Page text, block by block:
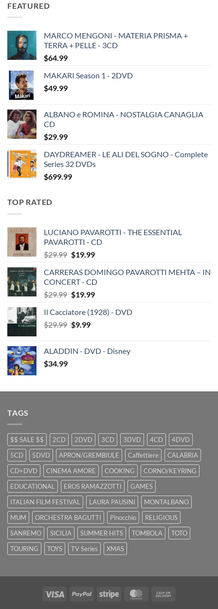
FEATURED
MARCO MENGONI - MATERIA PRISMA +
TERRA + PELLE - 3CD
$64.99
MAKARI Season 1 - 2DVD
$49.99
ALBANO e ROMINA - NOSTALGIA CANAGLIA
CD
$29.99
DAYDREAMER - LE ALI DEL SOGNO - Complete
Series 32 DVDs
$699.99
TOP RATED
LUCIANO PAVAROTTI - THE ESSENTIAL
PAVAROTTI - CD
$29.99 Original
was:
$29.99.
$19.99Current
is:
$19.99.
CARRERAS DOMINGO PAVAROTTI MEHTA – IN
CONCERT - CD
$29.99 Original
was:
$29.99.
$19.99Current
is:
Il Cacciatore (1928) - DVD
$29.99 Original
$29.99.
$9.99Current
$9.99.
ALADDIN - DVD - Disney
$34.99
TAGS
$$ SALE $$ 2CD 2DVD 3CD 3DVD 4CD
4DVD
5CD
5DVD APRON/GREMBIULE Caffettiere
CALABRIA
CD+DVD
CINEMA AMORE COOKING
CORNO/KEYRING
EDUCATIONAL
EROS RAMAZZOTTI
GAMES
ITALIAN FILM FESTIVAL
LAURA PAUSINI
MONTALBANO
MUM
ORCHESTRA BAGUTTI Pinocchio
RELIGIOUS
SANREMO
SICILIA SUMMER HITS TOMBOLA
TOTO
TOURING
TOYS TV Series XMAS
Visa PayPal Stripe MasterCard